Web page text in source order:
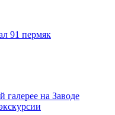
91 пермяк
галерее на Заводе